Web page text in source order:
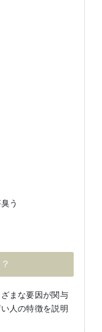
う
まな要因が関与
人の特徴を説明